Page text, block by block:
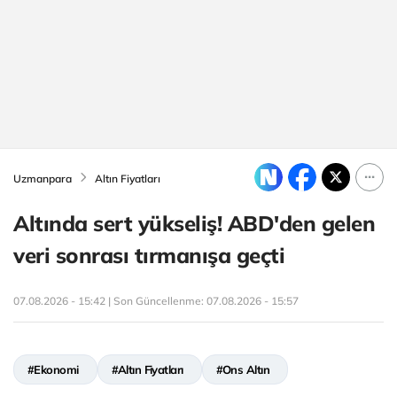
Uzmanpara Altın Fiyatları
Altında sert yükseliş! ABD'den gelen
veri sonrası tırmanışa geçti
07.08.2026 - 15:42 | Son Güncellenme: 07.08.2026 - 15:57
#Ekonomi #Altın Fiyatları #Ons Altın